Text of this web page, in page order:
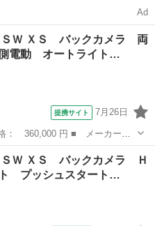
Ad
ＳＷ ＸＳ バックカメラ 両
電動 オートライト…
提携サイト 7月26日
ＳＷ ■ グレード名： ＸＳ
動 オートライト ＨＩＤ ス
ＳＷ ＸＳ バックカメラ Ｈ
ト プッシュスタート…